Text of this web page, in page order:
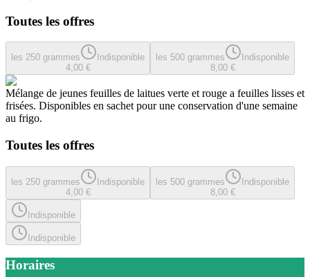
Toutes les offres
les 250 grammes
Indisponible
4,00 €
les 500 grammes
Indisponible
8,00 €
Mélange de jeunes feuilles de laitues verte et rouge a feuilles lisses et
frisées. Disponibles en sachet pour une conservation d'une semaine
au frigo.
Toutes les offres
les 250 grammes
Indisponible
4,00 €
les 500 grammes
Indisponible
8,00 €
Indisponible
Indisponible
Horaires